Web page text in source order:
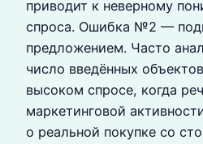
приводит к неверному
спроса. Ошибка №2 —
предложением. Часто
число введённых
высоком спросе, когда
маркетинговой
о реальной покупке со